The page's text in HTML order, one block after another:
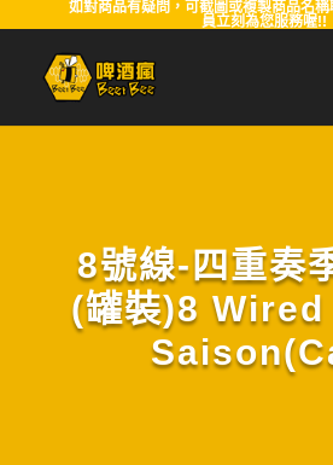
如對商品有疑問，可截圖或複製商品名
員立刻為您服務喔!!
8號線-四重奏
(罐裝)8